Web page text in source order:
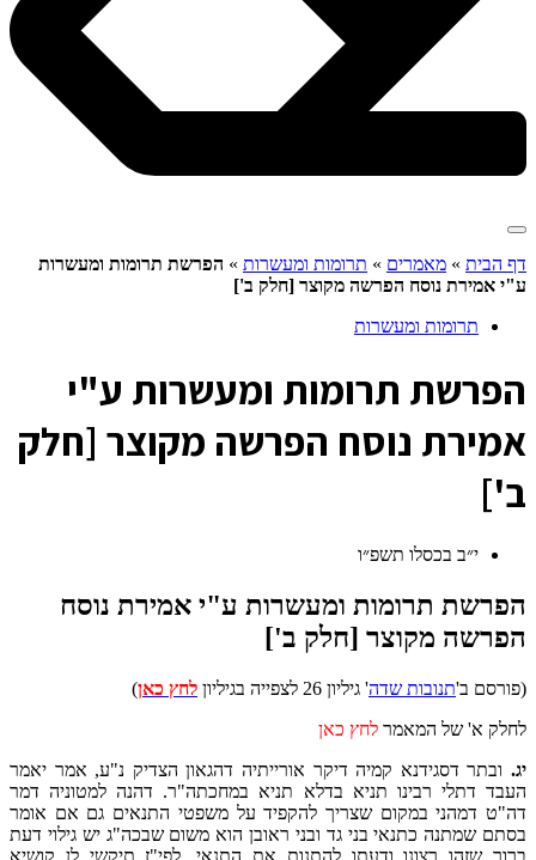
דף הבית » מאמרים » תרומות ומעשרות » הפרשת תרומות ומעשרות
ע"י אמירת נוסח הפרשה מקוצר [חלק ב']
תרומות ומעשרות
הפרשת תרומות ומעשרות ע"י
אמירת נוסח הפרשה מקוצר [חלק
ב']
י״ב בכסלו תשפ״ו
הפרשת תרומות ומעשרות ע"י אמירת נוסח
הפרשה מקוצר [חלק ב']
(פורסם ב'תנובות שדה' גיליון 26 לצפייה בגיליון לחץ כאן)
לחלק א' של המאמר לחץ כאן
יג. ובתר דסגידנא קמיה דיקר אורייתיה דהגאון הצדיק נ"ע, אמר יאמר
העבד דתלי רבינו תניא בדלא תניא במחכתה"ר. דהנה למטוניה דמר
דה"ט דמהני במקום שצריך להקפיד על משפטי התנאים גם אם אומר
בסתם שמתנה כתנאי בני גד ובני ראובן הוא משום שבכה"ג יש גילוי דעת
ברור שזהו רצונו ודעתו להתנות את התנאי, לפי"ז תיקשי לן קושיא